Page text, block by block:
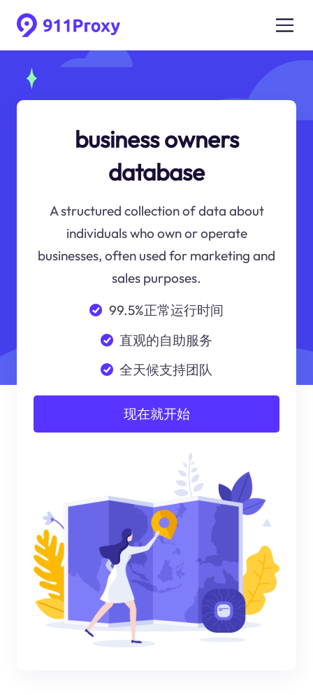
business owners
database
A structured collection of data about
individuals who own or operate
businesses, often used for marketing and
sales purposes.
99.5%正常运行时间
直观的自助服务
全天候支持团队
现在就开始